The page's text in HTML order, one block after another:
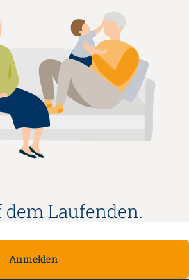
dem Laufenden.
Anmelden